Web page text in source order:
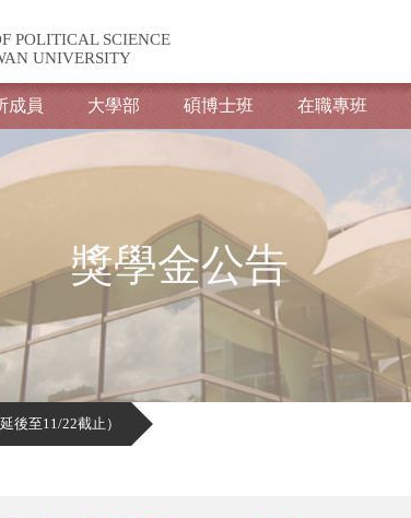
POLITICAL SCIENCE
UNIVERSITY
成員 大學部 碩博士班 在職專班
獎學金公告
後至11/22截止）